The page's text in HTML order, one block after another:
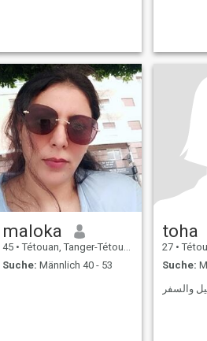
maloka
45 • Tétouan, Tanger-Tétouan, Marokko
Suche: Männlich 40 - 53
toha
27 •
Suche:
والسفر